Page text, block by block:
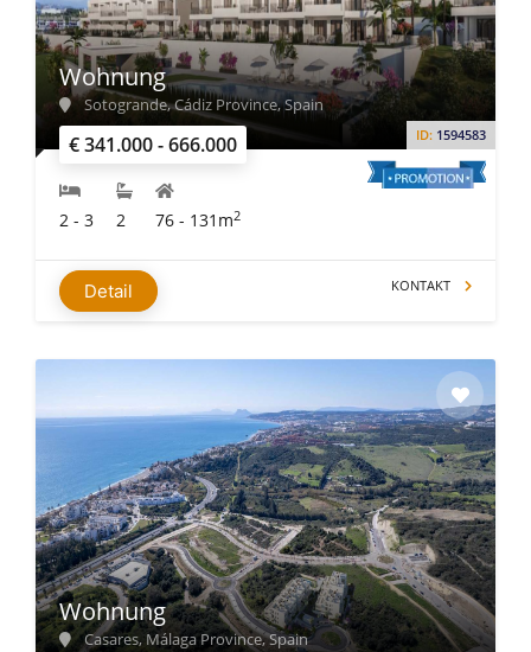
€ 341.000 - 666.000 ID: 1594583
Wohnung
Sotogrande, Cádiz Province, Spain
2 - 3 2 76 - 131m2
Detail KONTAKT
Wohnung
Casares, Málaga Province, Spain